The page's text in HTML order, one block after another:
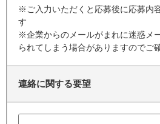
※ご入力いただくと応募後に応募内
す
※企業からのメールがまれに迷惑メ
られてしまう場合がありますのでご
連絡に関する要望